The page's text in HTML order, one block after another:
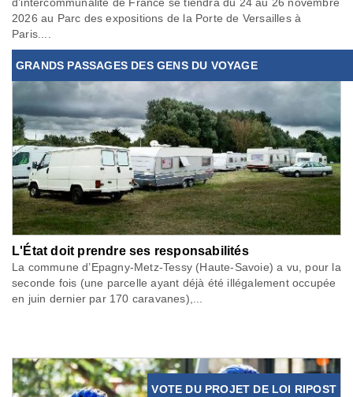
2026 au Parc des expositions de la Porte de Versailles à
Paris....
GRANDS PASSAGES DES GENS DU VOYAGE
L'État doit prendre ses responsabilités
La commune d’Epagny-Metz-Tessy (Haute-Savoie) a vu, pour la
seconde fois (une parcelle ayant déjà été illégalement occupée
en juin dernier par 170 caravanes),...
VOTE DU PROJET DE LOI RIPOST